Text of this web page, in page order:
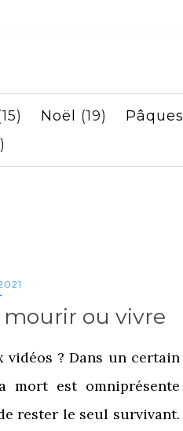
Noël (19)
Pâques
ou vivre
vidéos ? Dans un certain
mort est omniprésente
rester le seul survivant.